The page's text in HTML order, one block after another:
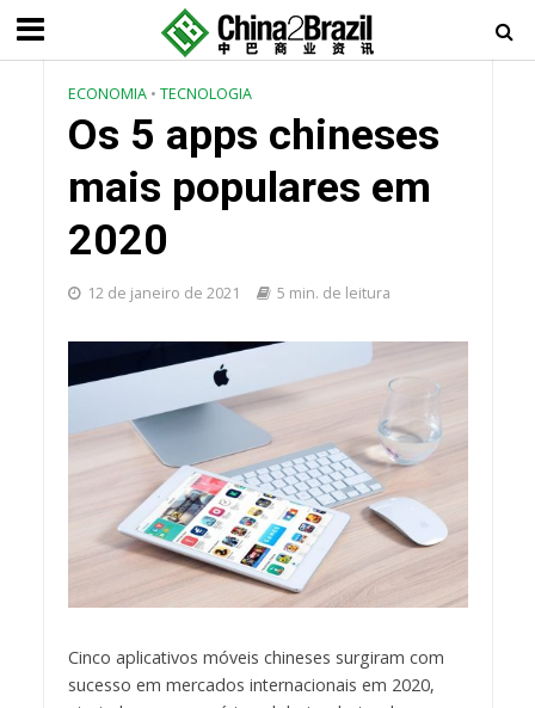
ECONOMIA • TECNOLOGIA
Os 5 apps chineses
mais populares em
2020
12 de janeiro de 2021 5 min. de leitura
Cinco aplicativos móveis chineses surgiram com
sucesso em mercados internacionais em 2020,